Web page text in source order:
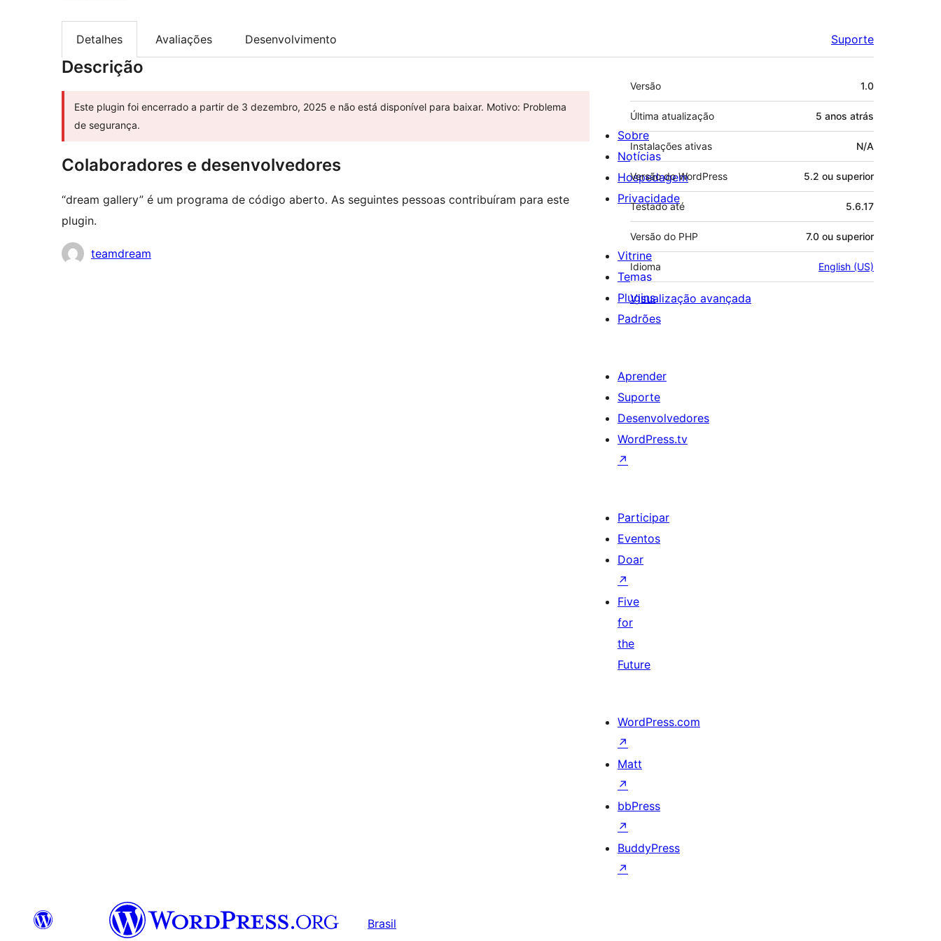
Detalhes Avaliações Desenvolvimento Suporte
Descrição
Este plugin foi encerrado a partir de 3 dezembro, 2025 e não está disponível para baixar. Motivo: Problema
de segurança.
Colaboradores e desenvolvedores
“dream gallery” é um programa de código aberto. As seguintes pessoas contribuíram para este
plugin.
Colaboradores
teamdream
Meta
Versão 1.0
Última atualização 5 anos atrás
Instalações ativas N/A
Versão do WordPress 5.2 ou superior
Testado até 5.6.17
Versão do PHP 7.0 ou superior
Idioma English (US)
Visualização avançada
Sobre
Notícias
Hospedagem
Privacidade
Vitrine
Temas
Plugins
Padrões
Aprender
Suporte
Desenvolvedores
WordPress.tv
↗
Participar
Eventos
Doar
↗
Five
for
the
Future
WordPress.com
↗
Matt
↗
bbPress
↗
BuddyPress
↗
Brasil